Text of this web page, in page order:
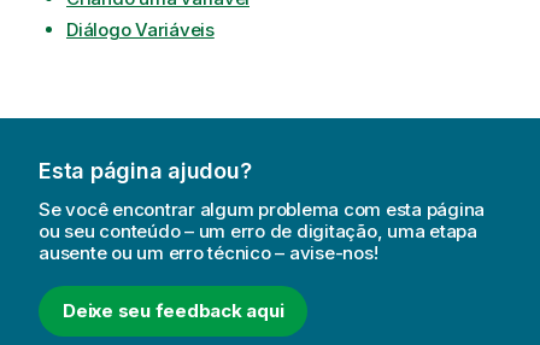
Diálogo Variáveis
Esta página ajudou?
Se você encontrar algum problema com esta página
ou seu conteúdo – um erro de digitação, uma etapa
ausente ou um erro técnico – avise-nos!
Deixe seu feedback aqui